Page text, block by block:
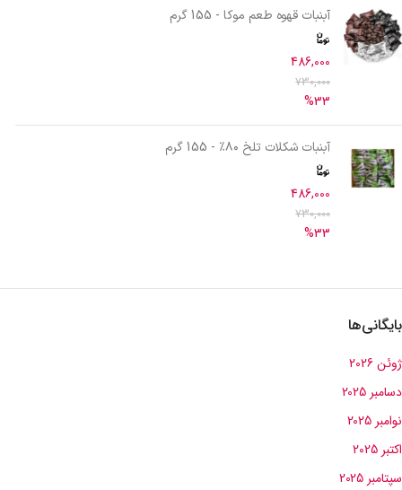
آبنبات قهوه طعم موکا - 155 گرم
486,000
730,000
%33
آبنبات شکلات تلخ ۸۰٪ - 155 گرم
486,000
730,000
%33
بایگانی‌ها
ژوئن 2026
دسامبر 2025
نوامبر 2025
اکتبر 2025
سپتامبر 2025